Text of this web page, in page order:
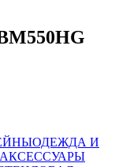
ОДЕЖДА И
АКСЕССУАРЫ